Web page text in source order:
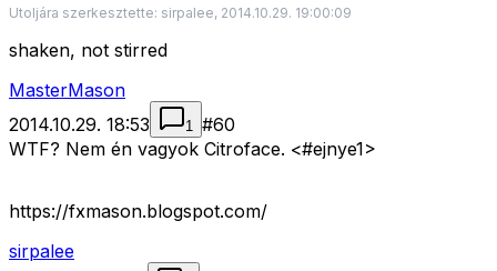
Utoljára szerkesztette: sirpalee, 2014.10.29. 19:00:09
shaken, not stirred
MasterMason
2014.10.29. 18:53
1 #60
WTF? Nem én vagyok Citroface. <#ejnye1>
https://fxmason.blogspot.com/
sirpalee